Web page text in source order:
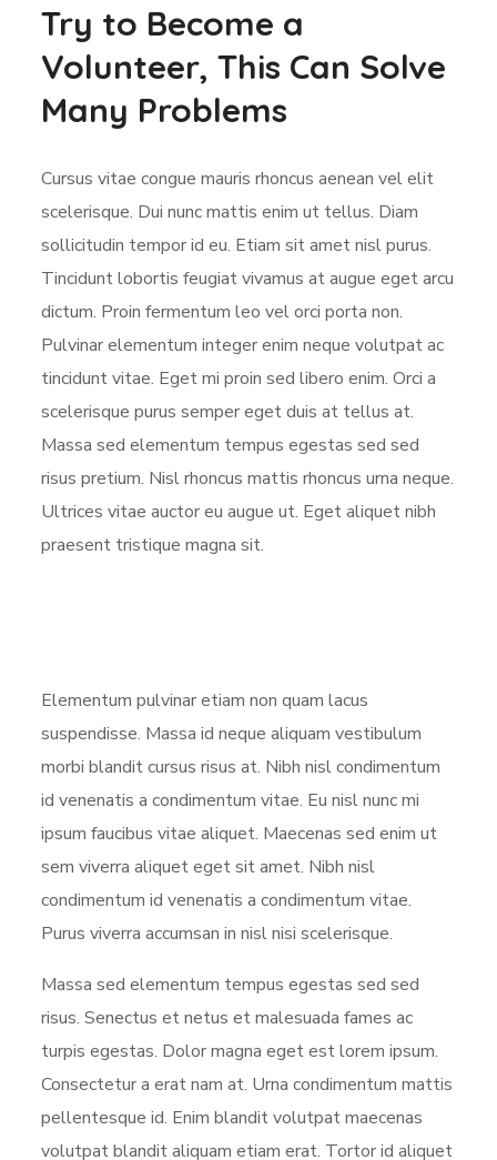
Try to Become a
Volunteer, This Can Solve
Many Problems
Cursus vitae congue mauris rhoncus aenean vel elit
scelerisque. Dui nunc mattis enim ut tellus. Diam
sollicitudin tempor id eu. Etiam sit amet nisl purus.
Tincidunt lobortis feugiat vivamus at augue eget arcu
dictum. Proin fermentum leo vel orci porta non.
Pulvinar elementum integer enim neque volutpat ac
tincidunt vitae. Eget mi proin sed libero enim. Orci a
scelerisque purus semper eget duis at tellus at.
Massa sed elementum tempus egestas sed sed
risus pretium. Nisl rhoncus mattis rhoncus urna neque.
Ultrices vitae auctor eu augue ut. Eget aliquet nibh
praesent tristique magna sit.
Elementum pulvinar etiam non quam lacus
suspendisse. Massa id neque aliquam vestibulum
morbi blandit cursus risus at. Nibh nisl condimentum
id venenatis a condimentum vitae. Eu nisl nunc mi
ipsum faucibus vitae aliquet. Maecenas sed enim ut
sem viverra aliquet eget sit amet. Nibh nisl
condimentum id venenatis a condimentum vitae.
Purus viverra accumsan in nisl nisi scelerisque.
Massa sed elementum tempus egestas sed sed
risus. Senectus et netus et malesuada fames ac
turpis egestas. Dolor magna eget est lorem ipsum.
Consectetur a erat nam at. Urna condimentum mattis
pellentesque id. Enim blandit volutpat maecenas
volutpat blandit aliquam etiam erat. Tortor id aliquet